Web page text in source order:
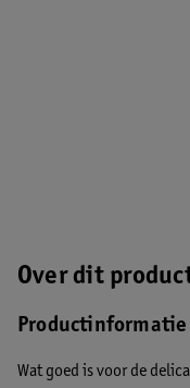
Over dit
Productinformatie
Wat goed is voor de